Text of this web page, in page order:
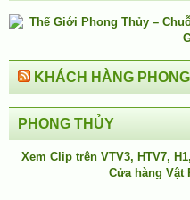
KHÁCH HÀNG
PHONG THỦY
Xem Clip trên VTV3, HTV7, H1
Cửa hàng Vật